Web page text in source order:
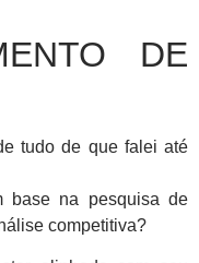
DE
tudo de que falei até
base na pesquisa de
competitiva?